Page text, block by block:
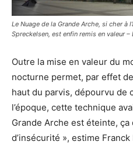
Le Nuage de la Grande Arche, si cher à
Spreckelsen, est enfin remis en valeur
Outre la mise en valeur du
nocturne permet, par effet
haut du parvis, dépourvu de
l’époque, cette technique
Grande Arche est éteinte,
d’insécurité », estime Franck